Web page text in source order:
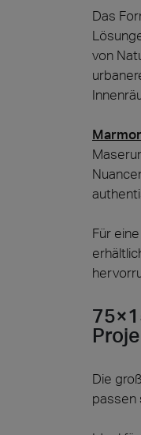
Das
von
Für
Die
passen